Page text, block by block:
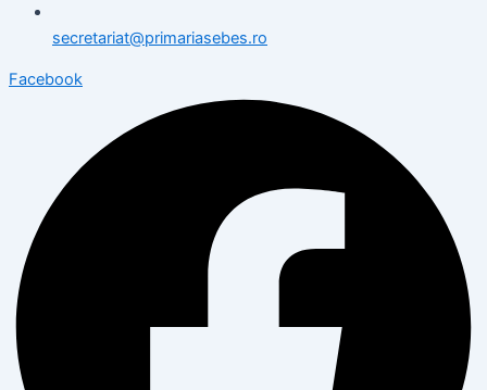
secretariat@primariasebes.ro
Facebook